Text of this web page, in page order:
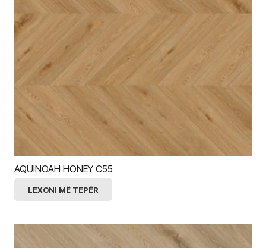
AQUINOAH HONEY C55
LEXONI MË TEPËR